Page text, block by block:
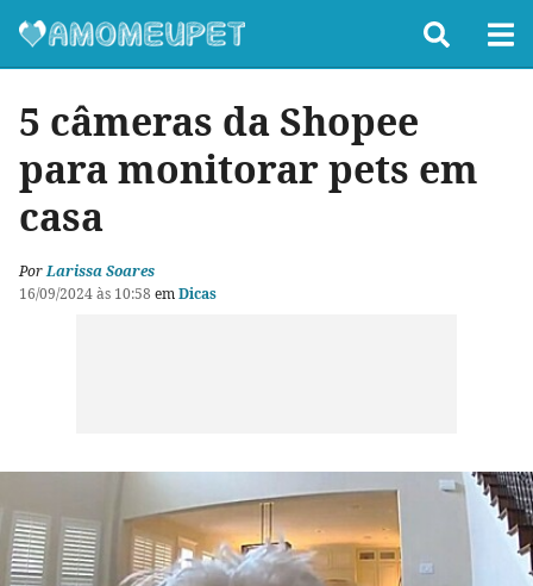
5 câmeras da Shopee
para monitorar pets em
casa
PorLarissa Soares
16/09/2024 às 10:58 emDicas